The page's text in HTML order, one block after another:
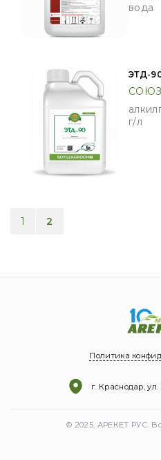
вода
ЭТД-
г/л
1 2
Политика
г. Краснодар, ул.
© 2025, АРЕКЕТ РУС.